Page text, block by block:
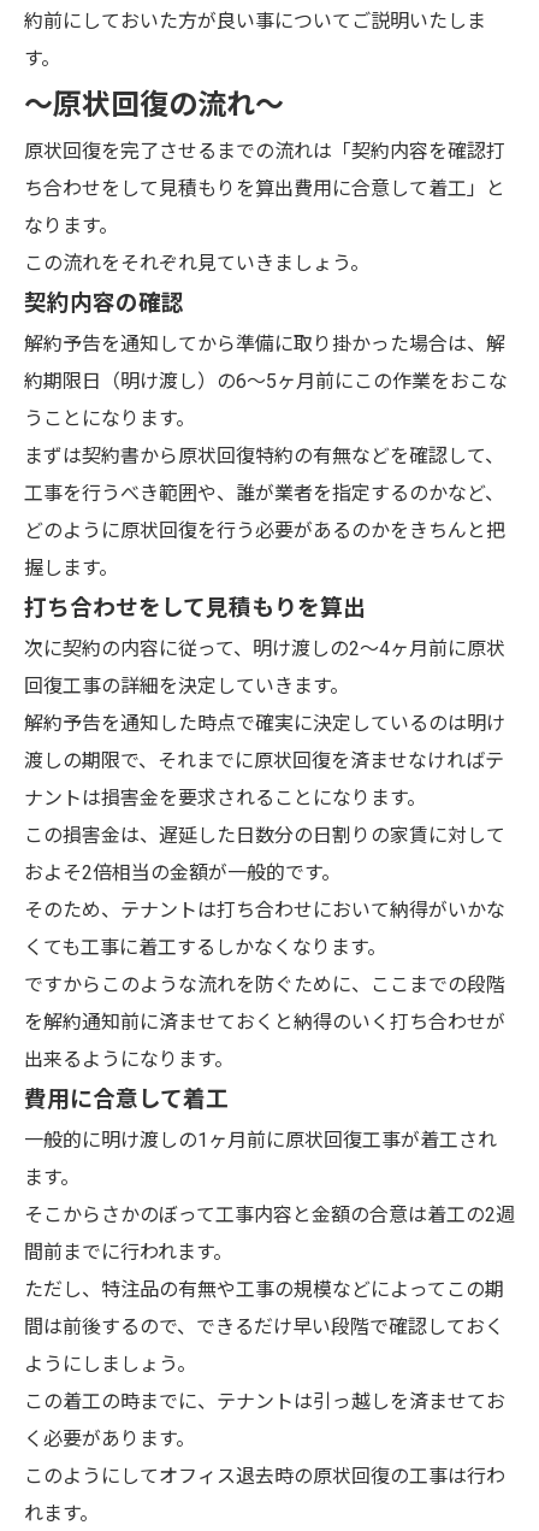
約前にしておいた方が良い事についてご説明いたしま
す。
～原状回復の流れ～
原状回復を完了させるまでの流れは「契約内容を確認打
ち合わせをして見積もりを算出費用に合意して着工」と
なります。
この流れをそれぞれ見ていきましょう。
契約内容の確認
解約予告を通知してから準備に取り掛かった場合は、解
約期限日（明け渡し）の6～5ヶ月前にこの作業をおこな
うことになります。
まずは契約書から原状回復特約の有無などを確認して、
工事を行うべき範囲や、誰が業者を指定するのかなど、
どのように原状回復を行う必要があるのかをきちんと把
握します。
打ち合わせをして見積もりを算出
次に契約の内容に従って、明け渡しの2～4ヶ月前に原状
回復工事の詳細を決定していきます。
解約予告を通知した時点で確実に決定しているのは明け
渡しの期限で、それまでに原状回復を済ませなければテ
ナントは損害金を要求されることになります。
この損害金は、遅延した日数分の日割りの家賃に対して
およそ2倍相当の金額が一般的です。
そのため、テナントは打ち合わせにおいて納得がいかな
くても工事に着工するしかなくなります。
ですからこのような流れを防ぐために、ここまでの段階
を解約通知前に済ませておくと納得のいく打ち合わせが
出来るようになります。
費用に合意して着工
一般的に明け渡しの1ヶ月前に原状回復工事が着工され
ます。
そこからさかのぼって工事内容と金額の合意は着工の2週
間前までに行われます。
ただし、特注品の有無や工事の規模などによってこの期
間は前後するので、できるだけ早い段階で確認しておく
ようにしましょう。
この着工の時までに、テナントは引っ越しを済ませてお
く必要があります。
このようにしてオフィス退去時の原状回復の工事は行わ
れます。